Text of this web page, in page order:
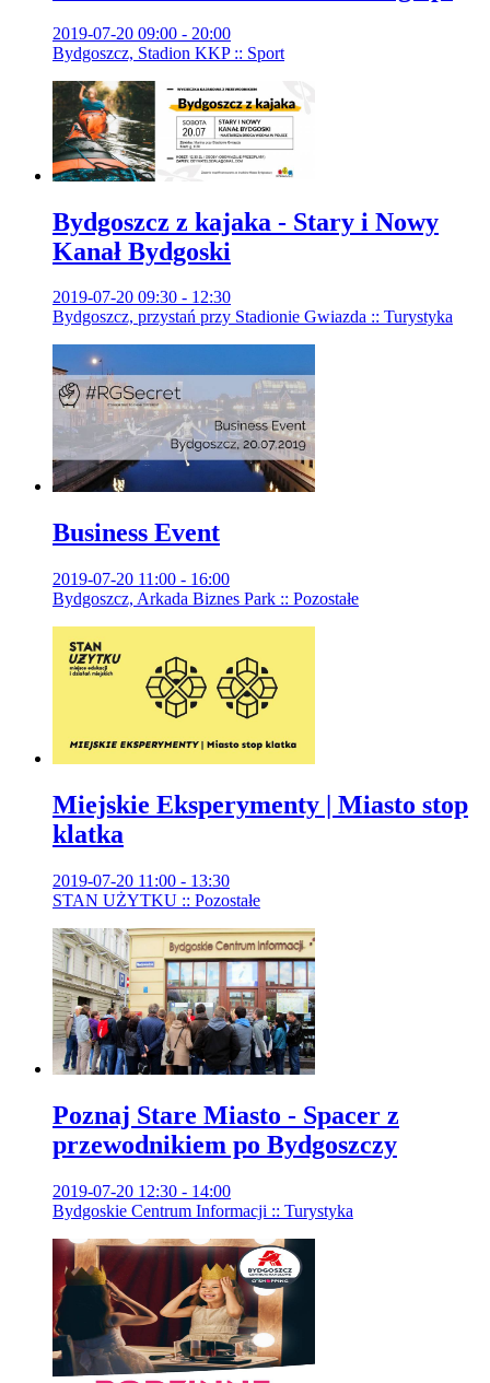
2019-07-20 09:00 - 20:00
Bydgoszcz, Stadion KKP :: Sport
Bydgoszcz z kajaka - Stary i Nowy
Kanał Bydgoski
2019-07-20 09:30 - 12:30
Bydgoszcz, przystań przy Stadionie Gwiazda :: Turystyka
Business Event
2019-07-20 11:00 - 16:00
Bydgoszcz, Arkada Biznes Park :: Pozostałe
Miejskie Eksperymenty | Miasto stop
klatka
2019-07-20 11:00 - 13:30
STAN UŻYTKU :: Pozostałe
Poznaj Stare Miasto - Spacer z
przewodnikiem po Bydgoszczy
2019-07-20 12:30 - 14:00
Bydgoskie Centrum Informacji :: Turystyka